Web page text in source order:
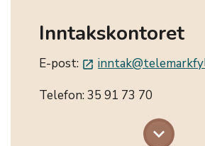
Inntakskontoret
E-post: launch
Telefon: 35 91 73 70
keyboard_arrow_down